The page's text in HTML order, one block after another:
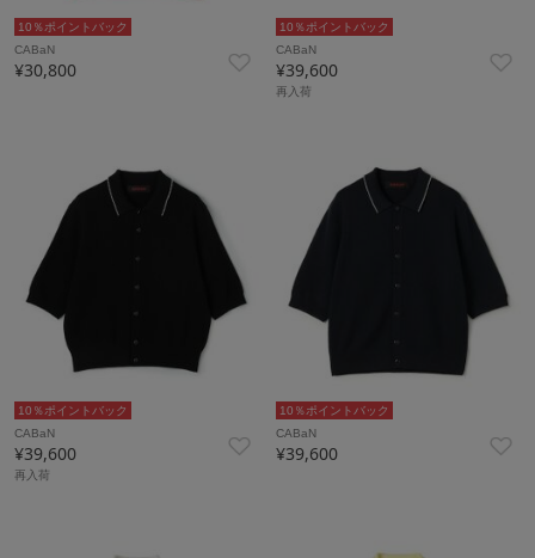
10％ポイントバック
CABaN
¥30,800
10％ポイントバック
CABaN
¥39,600
再入荷
10％ポイントバック
CABaN
¥39,600
再入荷
10％ポイントバック
CABaN
¥39,600